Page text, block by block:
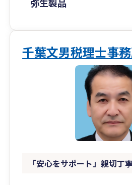
千葉文男税理士事
「安心をサポート」親切丁